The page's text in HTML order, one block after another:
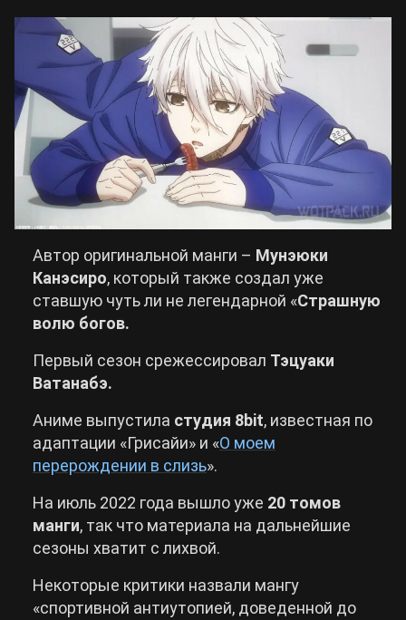
Автор оригинальной манги – Мунэюки
Канэсиро, который также создал уже
ставшую чуть ли не легендарной «Страшную
волю богов.
Первый сезон срежессировал Тэцуаки
Ватанабэ.
Аниме выпустила студия 8bit, известная по
адаптации «Грисайи» и «О моем
перерождении в слизь».
На июль 2022 года вышло уже 20 томов
манги, так что материала на дальнейшие
сезоны хватит с лихвой.
Некоторые критики назвали мангу
«спортивной антиутопией, доведенной до